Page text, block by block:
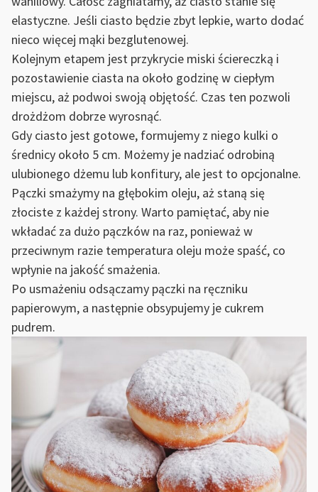
elastyczne. Jeśli ciasto będzie zbyt lepkie, warto dodać
nieco więcej mąki bezglutenowej.
Kolejnym etapem jest przykrycie miski ściereczką i
pozostawienie ciasta na około godzinę w ciepłym
miejscu, aż podwoi swoją objętość. Czas ten pozwoli
drożdżom dobrze wyrosnąć.
Gdy ciasto jest gotowe, formujemy z niego kulki o
średnicy około 5 cm. Możemy je nadziać odrobiną
ulubionego dżemu lub konfitury, ale jest to opcjonalne.
Pączki smażymy na głębokim oleju, aż staną się
złociste z każdej strony. Warto pamiętać, aby nie
wkładać za dużo pączków na raz, ponieważ w
przeciwnym razie temperatura oleju może spaść, co
wpłynie na jakość smażenia.
Po usmażeniu odsączamy pączki na ręczniku
papierowym, a następnie obsypujemy je cukrem
pudrem.